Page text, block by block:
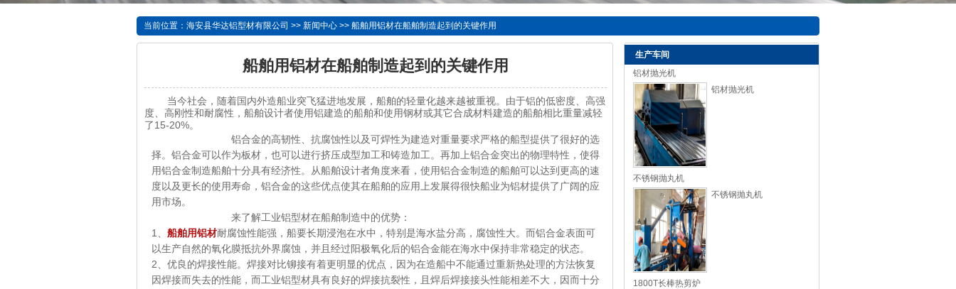
当前位置： 海安县华达铝型材有限公司 >> 新闻中心 >> 船舶用铝材在船舶制造起到的关键作用
船舶用铝材在船舶制造起到的关键作用
当今社会，随着国内外造船业突飞猛进地发展，船舶的轻量化越来越被重视。由于铝的低密度、高强
度、高刚性和耐腐性，船舶设计者使用铝建造的船舶和使用钢材或其它合成材料建造的船舶相比重量减轻
了15-20%。
铝合金的高韧性、抗腐蚀性以及可焊性为建造对重量要求严格的船型提供了很好的选
择。铝合金可以作为板材，也可以进行挤压成型加工和铸造加工。再加上铝合金突出的物理特性，使得
用铝合金制造船舶十分具有经济性。从船舶设计者角度来看，使用铝合金制造的船舶可以达到更高的速
度以及更长的使用寿命，铝合金的这些优点使其在船舶的应用上发展得很快船业为铝材提供了广阔的应
用市场。
来了解工业铝型材在船舶制造中的优势：
1、 船舶用铝材耐腐蚀性能强，船要长期浸泡在水中，特别是海水盐分高，腐蚀性大。而铝合金表面可
以生产自然的氧化膜抵抗外界腐蚀，并且经过阳极氧化后的铝合金能在海水中保持非常稳定的状态。
2、优良的焊接性能。焊接对比铆接有着更明显的优点，因为在造船中不能通过重新热处理的方法恢复
因焊接而失去的性能，而工业铝型材具有良好的焊接抗裂性，且焊后焊接接头性能相差不大，因而十分
生产车间
铝材抛光机
铝材抛光机
不锈钢抛丸机
不锈钢抛丸机
1800T长棒热剪炉